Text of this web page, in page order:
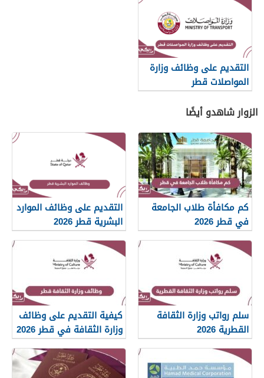
التقديم على وظائف وزارة
المواصلات قطر
الزوار شاهدو أيضًا
كم مكافأة طلاب الجامعة
في قطر 2026
التقديم على وظائف الموارد
البشرية قطر 2026
سلم رواتب وزارة الثقافة
القطرية 2026
كيفية التقديم على وظائف
وزارة الثقافة في قطر 2026